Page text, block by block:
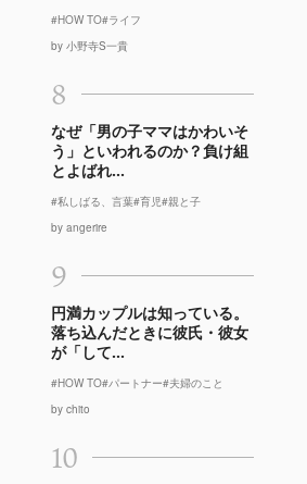
#HOW TO#ライフ
by 小野寺S一貴
8
なぜ「男の子ママはかわいそ
う」といわれるのか？負け組
とよばれ...
#私しばる、言葉#育児#親と子
by angerire
9
円満カップルは知っている。
落ち込んだときに彼氏・彼女
が「して...
#HOW TO#パートナー#夫婦のこと
by chito
10